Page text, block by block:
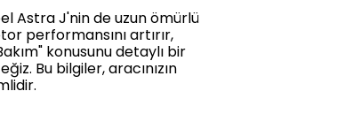
Astra J'nin de uzun ömürlü
performansını artırır,
konusunu detaylı bir
Bu bilgiler, aracınızın